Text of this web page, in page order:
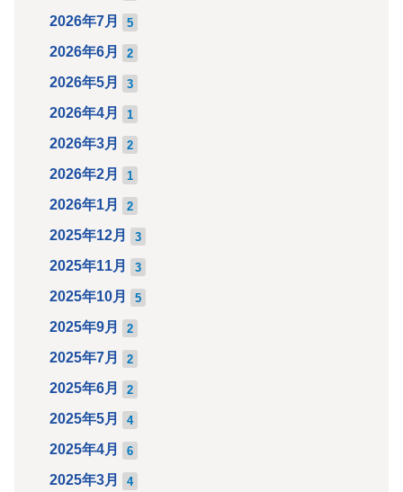
2026年7月 5
2026年6月 2
2026年5月 3
2026年4月 1
2026年3月 2
2026年2月 1
2026年1月 2
2025年12月 3
2025年11月 3
2025年10月 5
2025年9月 2
2025年7月 2
2025年6月 2
2025年5月 4
2025年4月 6
2025年3月 4